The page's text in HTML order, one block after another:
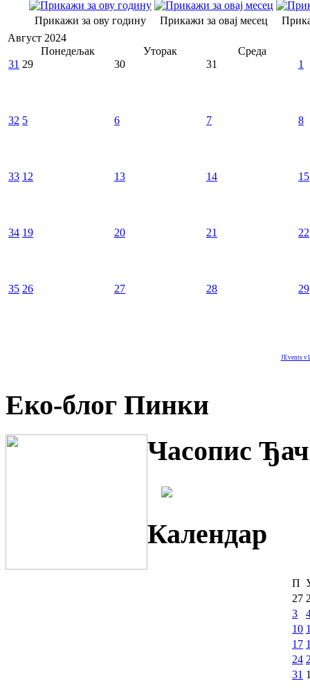
Прикажи за ову годину Прикажи за овај месец
Август 2024
Понедељак
Уторак
Среда
31 29 30 31 1
32 5 6 7 8
33 12 13 14 15
34 19 20 21 22
35 26 27 28 29
JEvents
Еко-блог Пинки
Часопис
Календар
П
27
3
10
17
24
31